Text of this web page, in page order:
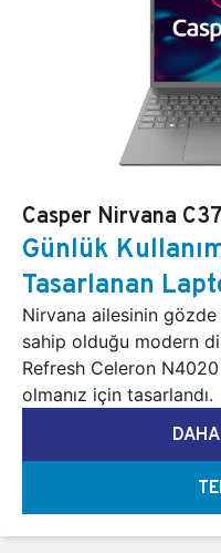
Casper Nirvana
Günlük
Tasarlanan
Nirvana ailesinin
sahip olduğu modern
Refresh Celeron
olmanız için tasarlandı.